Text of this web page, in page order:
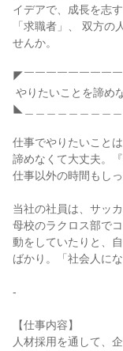
イデアで、成長を志
「求職者」、 双方の
せんか。
◤￣￣￣￣￣￣￣￣
◣＿＿＿＿＿＿＿＿
仕事でやりたいこと
諦めなくて大丈夫。
仕事以外の時間もし
当社の社員は、サッ
母校のラクロス部で
動をしていたりと、
ばかり。「社会人に
-
【仕事内容】
人材採用を通して、